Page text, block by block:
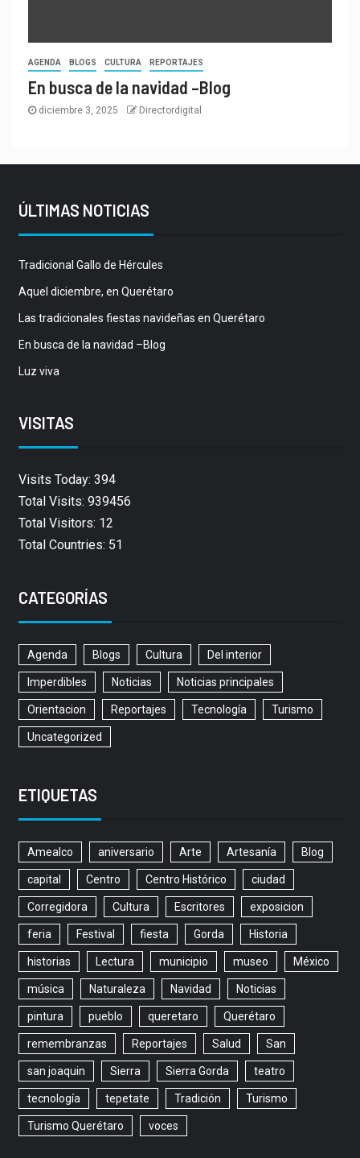
AGENDA BLOGS CULTURA REPORTAJES
En busca de la navidad –Blog
diciembre 3, 2025 Directordigital
ÚLTIMAS NOTICIAS
Tradicional Gallo de Hércules
Aquel diciembre, en Querétaro
Las tradicionales fiestas navideñas en Querétaro
En busca de la navidad –Blog
Luz viva
VISITAS
Visits Today: 394
Total Visits: 939456
Total Visitors: 12
Total Countries: 51
CATEGORÍAS
Agenda Blogs Cultura Del interior
Imperdibles Noticias Noticias principales
Orientacion Reportajes Tecnología Turismo
Uncategorized
ETIQUETAS
Amealco aniversario Arte Artesanía Blog
capital Centro Centro Histórico ciudad
Corregidora Cultura Escritores exposicion
feria Festival fiesta Gorda Historia
historias Lectura municipio museo México
música Naturaleza Navidad Noticias
pintura pueblo queretaro Querétaro
remembranzas Reportajes Salud San
san joaquin Sierra Sierra Gorda teatro
tecnología tepetate Tradición Turismo
Turismo Querétaro voces